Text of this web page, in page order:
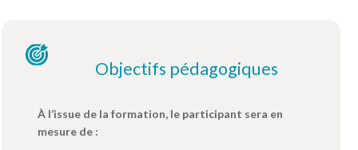
Objectifs pédagogiques
À l’issue de la formation, le participant sera en
mesure de :